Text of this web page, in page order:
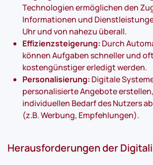
Technologien ermöglichen den
Informationen und
Uhr und von nahezu überall.
Effizienzsteigerung: Durch
können Aufgaben schneller und oft
kostengünstiger erledigt werden.
Personalisierung: Digitale
personalisierte Angebote
individuellen Bedarf des Nutzers
(z.B. Werbung, Empfehlungen).
Herausforderungen der